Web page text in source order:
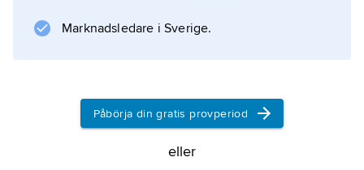
Marknadsledare i Sverige.
Påbörja din gratis provperiod
eller